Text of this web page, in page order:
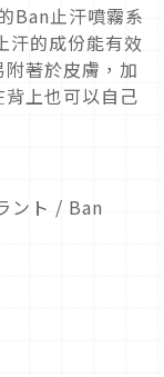
Ban止汗噴霧系
汗的成份能有效
著於皮膚，加
背上也可以自己
ント / Ban